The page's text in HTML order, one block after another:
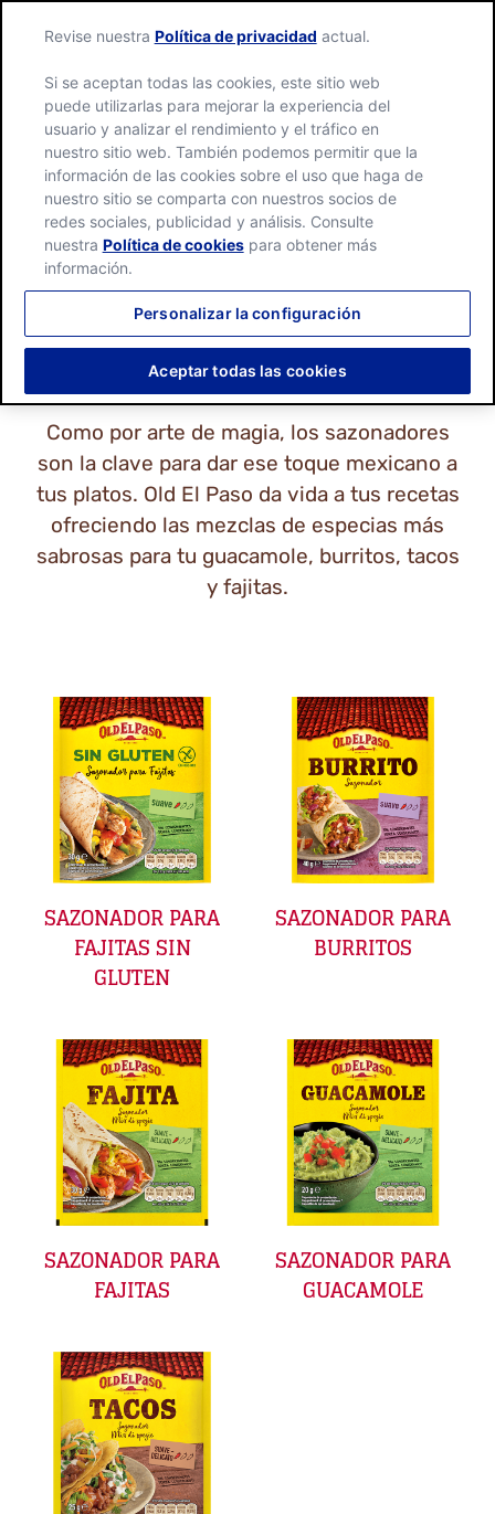
SAZONADORES
Como por arte de magia, los sazonadores
son la clave para dar ese toque mexicano a
tus platos. Old El Paso da vida a tus recetas
ofreciendo las mezclas de especias más
sabrosas para tu guacamole, burritos, tacos
y fajitas.
SAZONADOR PARA
FAJITAS SIN
GLUTEN
SAZONADOR PARA
BURRITOS
SAZONADOR PARA
FAJITAS
SAZONADOR PARA
GUACAMOLE
Revise nuestra Política de privacidad actual.
Si se aceptan todas las cookies, este sitio web
puede utilizarlas para mejorar la experiencia del
usuario y analizar el rendimiento y el tráfico en
nuestro sitio web. También podemos permitir que la
información de las cookies sobre el uso que haga de
nuestro sitio se comparta con nuestros socios de
redes sociales, publicidad y análisis. Consulte
nuestra Política de cookiespara obtener más
información.
Personalizar la configuración
Aceptar todas las cookies